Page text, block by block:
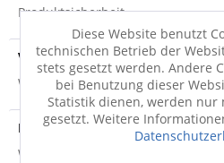
Produktsicherheit
Versandinfo
Weitere Informationen zum
Hersteller
Weitere Informationen zum
Diese Website benutzt
technischen Betrieb der
stets gesetzt werden. Andere
bei Benutzung dieser
Statistik dienen, werden
gesetzt. Weitere